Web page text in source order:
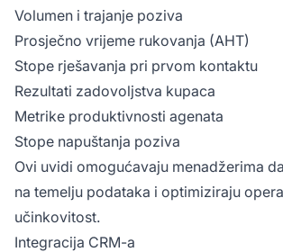
Volumen i trajanje poziva
Prosječno vrijeme rukovanja (AHT)
Stope rješavanja pri prvom kontaktu
Rezultati zadovoljstva kupaca
Metrike produktivnosti agenata
Stope napuštanja poziva
Ovi uvidi omogućavaju menadžerima
na temelju podataka i optimiziraju
učinkovitost.
Integracija CRM-a